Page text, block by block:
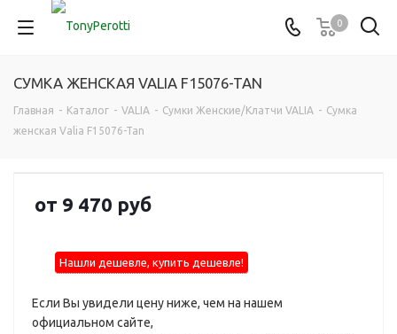
0
СУМКА ЖЕНСКАЯ VALIA F15076-TAN
Главная - Каталог - VALIA - Сумки Женские/Клатчи VALIA - Сумка
женская Valia F15076-Tan
от 9 470 руб
Нашли дешевле, купить дешевле!
Если Вы увидели цену ниже, чем на нашем
официальном сайте,